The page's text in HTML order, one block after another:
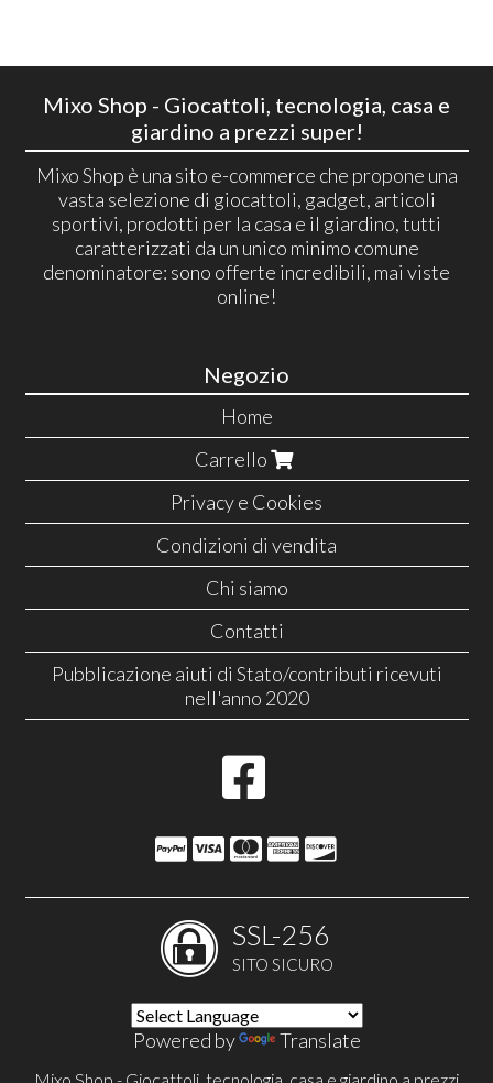
Mixo Shop - Giocattoli, tecnologia, casa e
giardino a prezzi super!
Mixo Shop è una sito e-commerce che propone una
vasta selezione di giocattoli, gadget, articoli
sportivi, prodotti per la casa e il giardino, tutti
caratterizzati da un unico minimo comune
denominatore: sono offerte incredibili, mai viste
online!
Negozio
Home
Carrello
Privacy e Cookies
Condizioni di vendita
Chi siamo
Contatti
Pubblicazione aiuti di Stato/contributi ricevuti
nell'anno 2020
SSL-256
SITO SICURO
Powered by Translate